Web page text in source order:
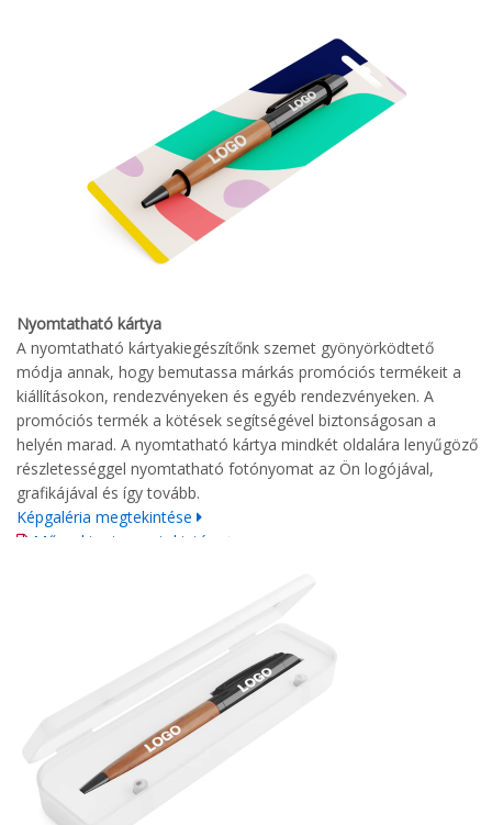
Nyomtatható kártya
A nyomtatható kártyakiegészítőnk szemet gyönyörködtető
módja annak, hogy bemutassa márkás promóciós termékeit a
kiállításokon, rendezvényeken és egyéb rendezvényeken. A
promóciós termék a kötések segítségével biztonságosan a
helyén marad. A nyomtatható kártya mindkét oldalára lenyűgöző
részletességgel nyomtatható fotónyomat az Ön logójával,
grafikájával és így tovább.
Képgaléria megtekintése
Műszaki rajz megtekintése